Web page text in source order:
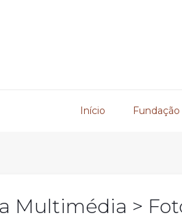
Início Fundação
Multimédia >